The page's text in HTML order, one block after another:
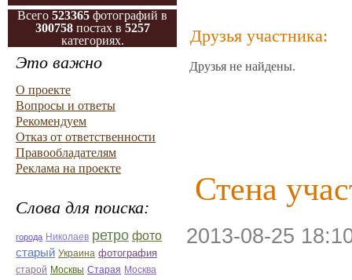
Всего 523365 фотографий в
300758постах в 5257
категориях.
Это важно
О проекте
Вопросы и ответы
Рекомендуем
Отказ от ответственности
Правообладателям
Реклама на проекте
Слова для поиска:
города Николаев ретро фото
старый Украина фотография
старой Москвы Старая Москва
Друзья участника:
Друзья не найдены.
Стена
2013-08-25